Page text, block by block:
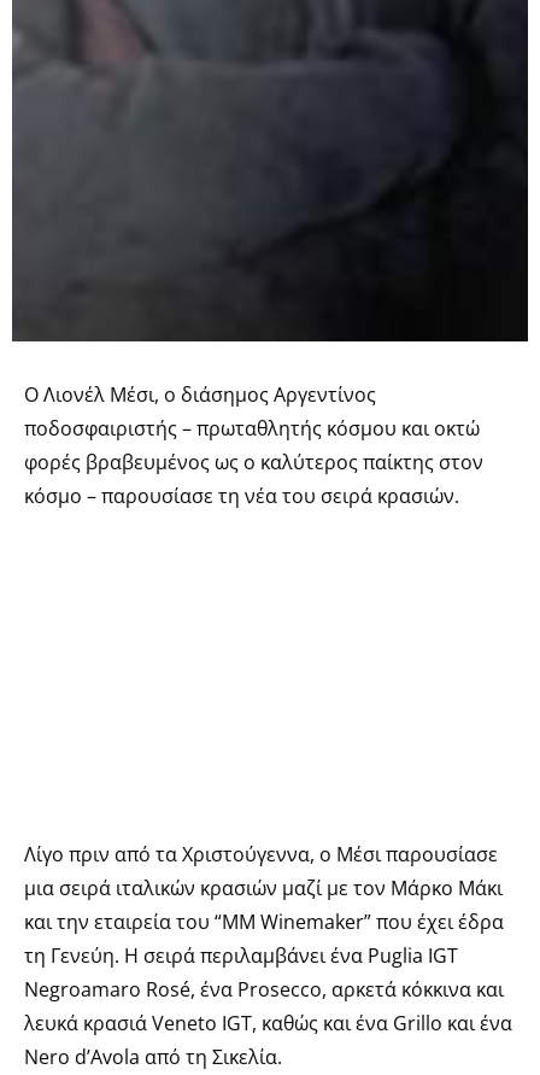
Ο Λιονέλ Μέσι, ο διάσημος Αργεντίνος
ποδοσφαιριστής – πρωταθλητής κόσμου και οκτώ
φορές βραβευμένος ως ο καλύτερος παίκτης στον
κόσμο – παρουσίασε τη νέα του σειρά κρασιών.
Λίγο πριν από τα Χριστούγεννα, ο Μέσι παρουσίασε
μια σειρά ιταλικών κρασιών μαζί με τον Μάρκο Μάκι
και την εταιρεία του “MM Winemaker” που έχει έδρα
τη Γενεύη. Η σειρά περιλαμβάνει ένα Puglia IGT
Negroamaro Rosé, ένα Prosecco, αρκετά κόκκινα και
λευκά κρασιά Veneto IGT, καθώς και ένα Grillo και ένα
Nero d’Avola από τη Σικελία.